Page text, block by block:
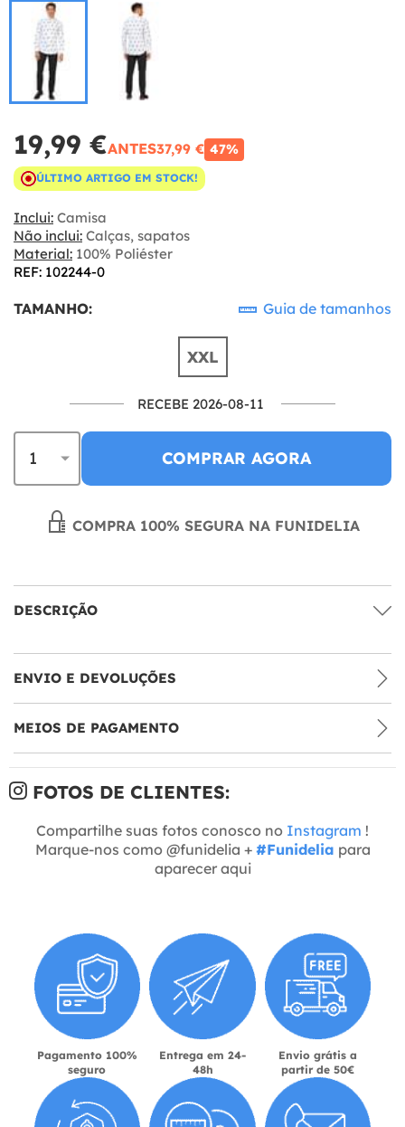
19,99 €ANTES37,99 € 47%
ÚLTIMO ARTIGO EM STOCK!
Inclui: Camisa
Não inclui: Calças, sapatos
Material: 100% Poliéster
REF: 102244-0
TAMANHO: Guia de tamanhos
XXL
RECEBE 2026-08-11
COMPRAR AGORA
COMPRA 100% SEGURA NA FUNIDELIA
DESCRIÇÃO
ENVIO E DEVOLUÇÕES
MEIOS DE PAGAMENTO
FOTOS DE CLIENTES:
Compartilhe suas fotos conosco no Instagram !
Marque-nos como @funidelia + #Funidelia para
aparecer aqui
Pagamento 100%
seguro
Entrega em 24-
48h
Envio grátis a
partir de 50€